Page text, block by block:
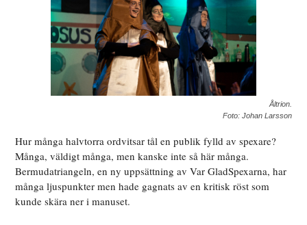
Åltrion.
Foto: Johan Larsson
Hur många halvtorra ordvitsar tål en publik fylld av spexare?
Många, väldigt många, men kanske inte så här många.
Bermudatriangeln, en ny uppsättning av Var GladSpexarna, har
många ljuspunkter men hade gagnats av en kritisk röst som
kunde skära ner i manuset.